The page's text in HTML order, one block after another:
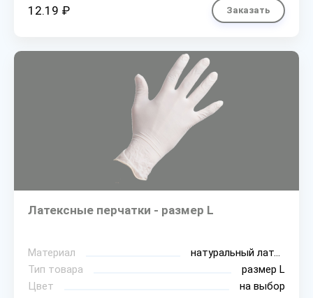
12.19 ₽ Заказать
Латексные перчатки - размер L
Материал
натуральный латекс
Тип товара
размер L
Цвет
на выбор